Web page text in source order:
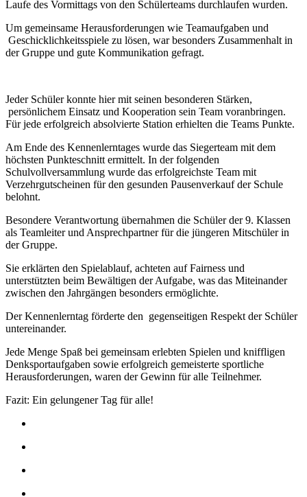
Laufe des Vormittags von den Schülerteams durchlaufen wurden.
Um gemeinsame Herausforderungen wie Teamaufgaben und
Geschicklichkeitsspiele zu lösen, war besonders Zusammenhalt in
der Gruppe und gute Kommunikation gefragt.
Jeder Schüler konnte hier mit seinen besonderen Stärken,
persönlichem Einsatz und Kooperation sein Team voranbringen.
Für jede erfolgreich absolvierte Station erhielten die Teams Punkte.
Am Ende des Kennenlerntages wurde das Siegerteam mit dem
höchsten Punkteschnitt ermittelt. In der folgenden
Schulvollversammlung wurde das erfolgreichste Team mit
Verzehrgutscheinen für den gesunden Pausenverkauf der Schule
belohnt.
Besondere Verantwortung übernahmen die Schüler der 9. Klassen
als Teamleiter und Ansprechpartner für die jüngeren Mitschüler in
der Gruppe.
Sie erklärten den Spielablauf, achteten auf Fairness und
unterstützten beim Bewältigen der Aufgabe, was das Miteinander
zwischen den Jahrgängen besonders ermöglichte.
Der Kennenlerntag förderte den gegenseitigen Respekt der Schüler
untereinander.
Jede Menge Spaß bei gemeinsam erlebten Spielen und kniffligen
Denksportaufgaben sowie erfolgreich gemeisterte sportliche
Herausforderungen, waren der Gewinn für alle Teilnehmer.
Fazit: Ein gelungener Tag für alle!